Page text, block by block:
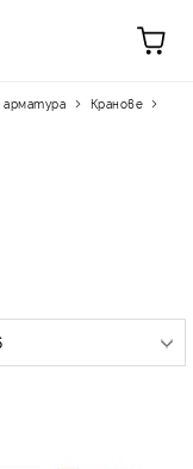
Кранове